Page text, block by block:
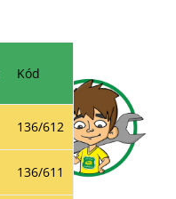
Kód
136/612
136/611